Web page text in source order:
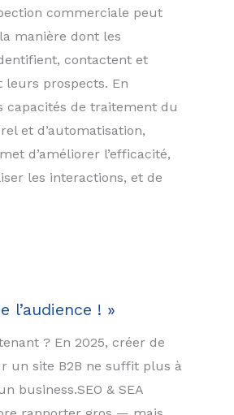
commerciale peut
manière dont les
contactent et
leurs prospects. En
capacités de traitement du
et d’automatisation,
d’améliorer l’efficacité,
les interactions, et de
l’audience ! »
? En 2025, créer de
un site B2B ne suffit plus à
business.SEO & SEA